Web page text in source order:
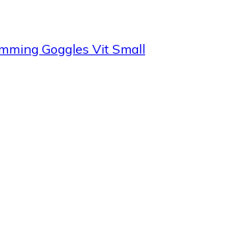
Goggles Vit Small